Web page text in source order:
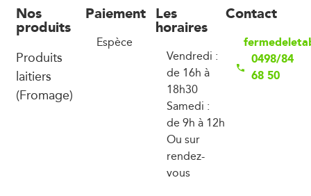
Nos
produits
Produits
laitiers
(Fromage)
Paiement
Espèce
Les
horaires
Vendredi :
de 16h à
18h30
Samedi :
de 9h à 12h
Ou sur
rendez-
vous
Contact
0498/84
68 50